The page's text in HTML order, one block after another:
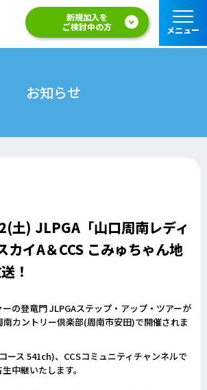
新規加入を
ご検討中の方
メニュー
お知らせ
土) JLPGA「山口周南レディ
カイA＆CCS こみゅちゃん地
！
の登竜門 JLPGAステップ・アップ・ツアーが
カントリー倶楽部(周南市安田)で開催されま
ース 541ch)、CCSコミュニティチャンネルで
中継いたします。